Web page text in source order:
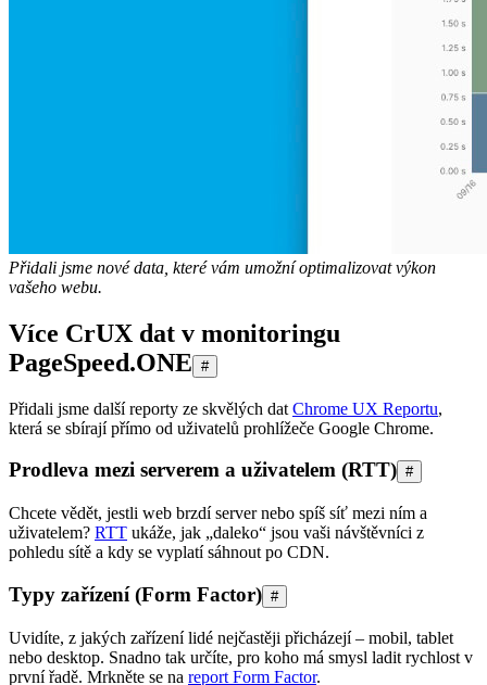
Přidali jsme nové data, které vám umožní optimalizovat výkon
vašeho webu.
Více CrUX dat v monitoringu
PageSpeed.ONE #
Přidali jsme další reporty ze skvělých dat Chrome UX Reportu,
která se sbírají přímo od uživatelů prohlížeče Google Chrome.
Prodleva mezi serverem a uživatelem (RTT) #
Chcete vědět, jestli web brzdí server nebo spíš síť mezi ním a
uživatelem? RTT ukáže, jak „daleko“ jsou vaši návštěvníci z
pohledu sítě a kdy se vyplatí sáhnout po CDN.
Typy zařízení (Form Factor) #
Uvidíte, z jakých zařízení lidé nejčastěji přicházejí – mobil, tablet
nebo desktop. Snadno tak určíte, pro koho má smysl ladit rychlost v
první řadě. Mrkněte se na report Form Factor.